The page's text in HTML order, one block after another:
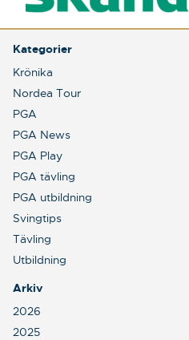
Kategorier
Krönika
Nordea Tour
PGA
PGA News
PGA Play
PGA tävling
PGA utbildning
Svingtips
Tävling
Utbildning
Arkiv
2026
2025